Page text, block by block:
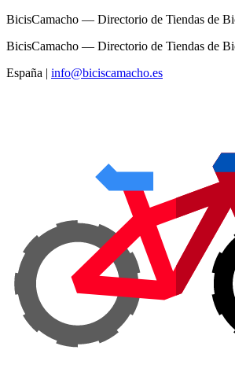
BicisCamacho — Directorio de Tiendas de
BicisCamacho — Directorio de Tiendas de
España | info@biciscamacho.es